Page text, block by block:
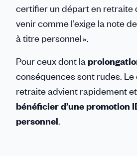
certifier un départ en retraite
venir comme l’exige la note
à titre personnel ».
Pour ceux dont la
conséquences sont rudes.
retraite advient rapidement
bénéficier d’une promotion
personnel.